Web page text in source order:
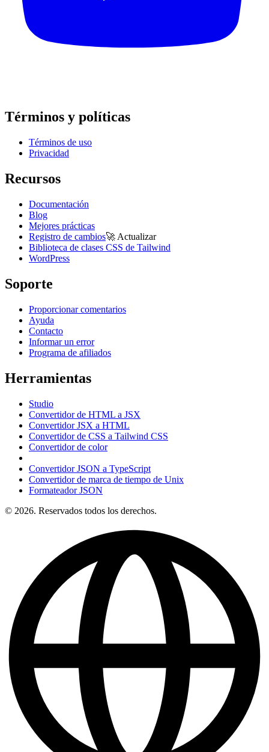
Términos y políticas
Términos de uso
Privacidad
Recursos
Documentación
Blog
Mejores prácticas
Registro de cambios🚀 Actualizar
Biblioteca de clases CSS de Tailwind
WordPress
Soporte
Proporcionar comentarios
Ayuda
Contacto
Informar un error
Programa de afiliados
Herramientas
Studio
Convertidor de HTML a JSX
Convertidor JSX a HTML
Convertidor de CSS a Tailwind CSS
Convertidor de color
Convertidor JSON a TypeScript
Convertidor de marca de tiempo de Unix
Formateador JSON
© 2026. Reservados todos los derechos.